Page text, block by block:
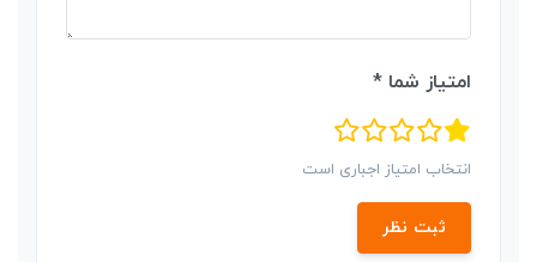
امتیاز شما *
انتخاب امتیاز اجباری است
ثبت نظر